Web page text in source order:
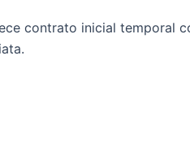
contrato inicial temporal